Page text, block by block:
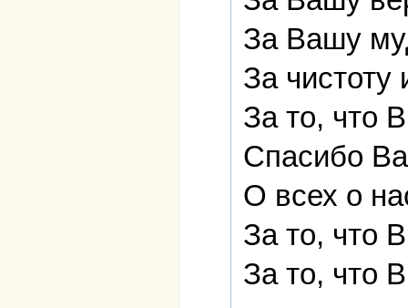
За Вашу
За
За то, что
Спасибо
О всех о
За то, что
За то, что